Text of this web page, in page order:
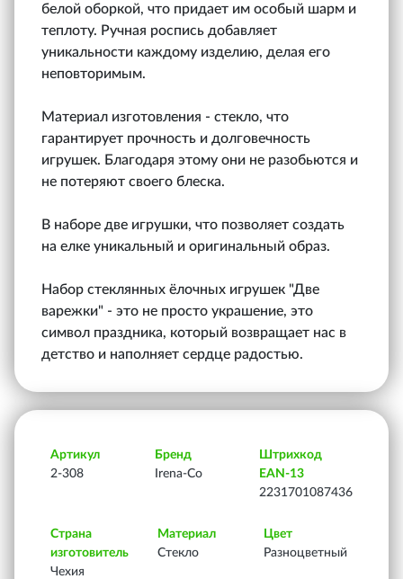
белой оборкой, что придает им особый шарм и
теплоту. Ручная роспись добавляет
уникальности каждому изделию, делая его
неповторимым.
Материал изготовления - стекло, что
гарантирует прочность и долговечность
игрушек. Благодаря этому они не разобьются и
не потеряют своего блеска.
В наборе две игрушки, что позволяет создать
на елке уникальный и оригинальный образ.
Набор стеклянных ёлочных игрушек "Две
варежки" - это не просто украшение, это
символ праздника, который возвращает нас в
детство и наполняет сердце радостью.
Артикул
2-308
Бренд
Irena-Co
Штрихкод
EAN-13
2231701087436
Страна
изготовитель
Чехия
Материал
Стекло
Цвет
Разноцветный